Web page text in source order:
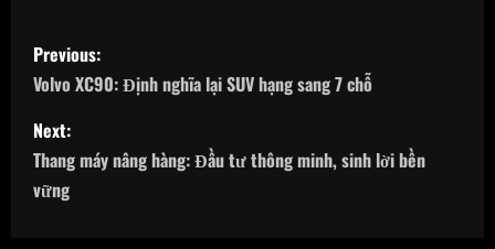
P
o
s
t
Previous:
Volvo XC90: Định nghĩa lại SUV hạng sang 7 chỗ
Next:
Thang máy nâng hàng: Đầu tư thông minh, sinh lời bền
vững